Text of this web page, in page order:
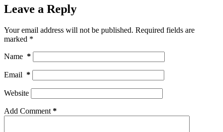
Leave a Reply
Your email address will not be published. Required fields are
marked *
Name *
Email *
Website
Add Comment *